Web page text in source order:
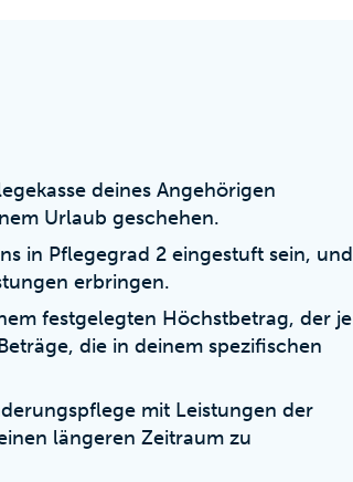
deines Angehörigen
Urlaub geschehen.
in Pflegegrad 2 eingestuft sein, und
erbringen.
festgelegten Höchstbetrag, der je
die in deinem spezifischen
mit Leistungen der
längeren Zeitraum zu